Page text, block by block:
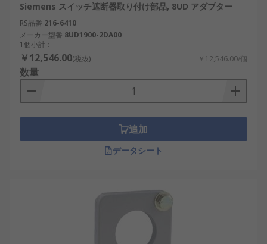
Siemens スイッチ遮断器取り付け部品, 8UD アダプター
RS品番 216-6410
メーカー型番 8UD1900-2DA00
1個小計：
￥12,546.00(税抜) ￥12,546.00/個
数量
追加
データシート